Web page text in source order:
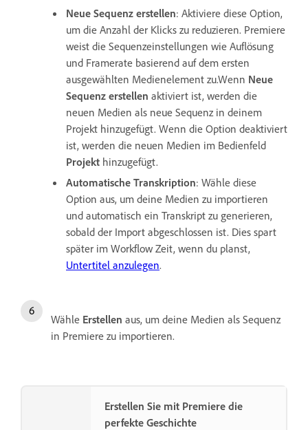
Neue Sequenz erstellen: Aktiviere diese Option,
um die Anzahl der Klicks zu reduzieren. Premiere
weist die Sequenzeinstellungen wie Auflösung
und Framerate basierend auf dem ersten
ausgewählten Medienelement zu.Wenn Neue
Sequenz erstellen aktiviert ist, werden die
neuen Medien als neue Sequenz in deinem
Projekt hinzugefügt. Wenn die Option deaktiviert
ist, werden die neuen Medien im Bedienfeld
Projekt hinzugefügt.
Automatische Transkription: Wähle diese
Option aus, um deine Medien zu importieren
und automatisch ein Transkript zu generieren,
sobald der Import abgeschlossen ist. Dies spart
später im Workflow Zeit, wenn du planst,
Untertitel anzulegen.
Wähle Erstellen aus, um deine Medien als Sequenz
in Premiere zu importieren.
Erstellen Sie mit Premiere die
perfekte Geschichte